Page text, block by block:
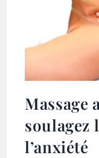
Massage
soulagez
l’anxiété